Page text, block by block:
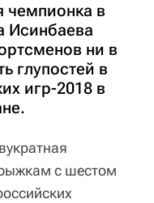
чемпионка в
Исинбаева
ни в
глупостей в
игр-2018 в
с шестом